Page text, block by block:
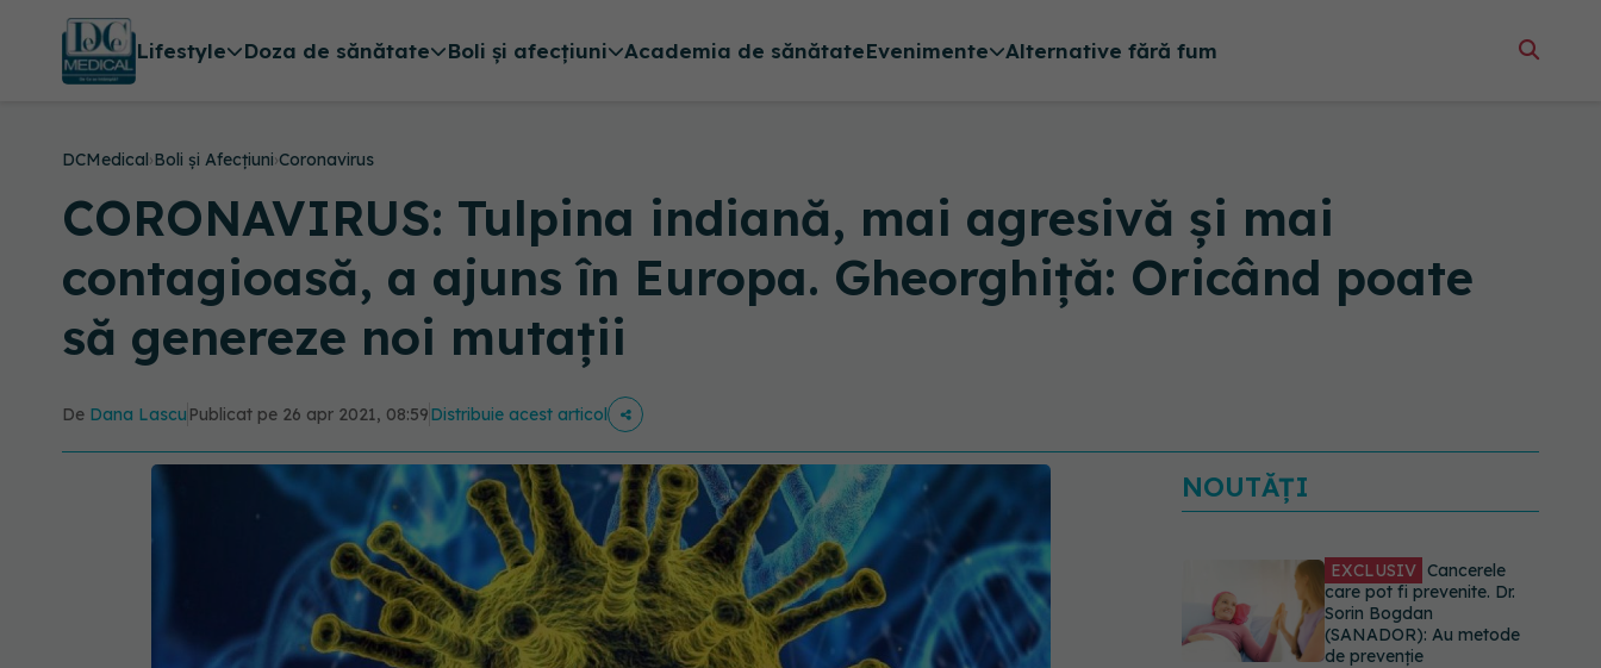
Lifestyle Doza de sănătate Boli și afecțiuni Academia de sănătateEvenimente Alternative fără fum
DCMedical›Boli și Afecțiuni›Coronavirus
CORONAVIRUS: Tulpina indiană, mai agresivă și mai
contagioasă, a ajuns în Europa. Gheorghiță: Oricând poate
să genereze noi mutații
De Dana Lascu Publicat pe 26 apr 2021, 08:59Distribuie acest articol
NOUTĂȚI
EXCLUSIV Cancerele
care pot fi prevenite. Dr.
Sorin Bogdan
(SANADOR): Au metode
de prevenție